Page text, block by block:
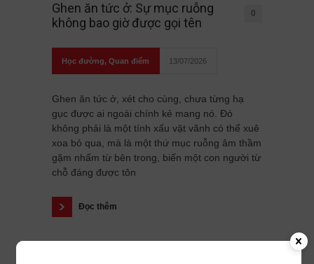
Ghen ăn tức ở: Sự mục ruỗng
không bao giờ được gọi tên
0
Học đường, Quan điểm 13/07/2026
Ghen ăn tức ở, xét cho cùng, chưa từng hạ
gục được ai ngoài chính kẻ mang nó. Đó
không phải là một tính xấu vặt vãnh có thể xuê
xoa bỏ qua, mà là một thứ mục ruỗng âm thầm
gặm nhấm từ bên trong, biến một con người từ
chỗ đáng được tôn
Đọc thêm